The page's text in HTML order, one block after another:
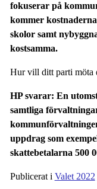
fokuserar på
kommer
skolor samt
kostsamma.
Hur vill ditt parti möta
HP svarar: En
samtliga
uppdrag som
skattebetalarna 500
Publicerat i Valet 2022